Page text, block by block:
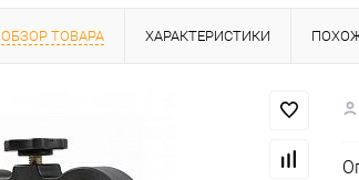
ОБЗОР ТОВАРА ХАРАКТЕРИСТИКИ